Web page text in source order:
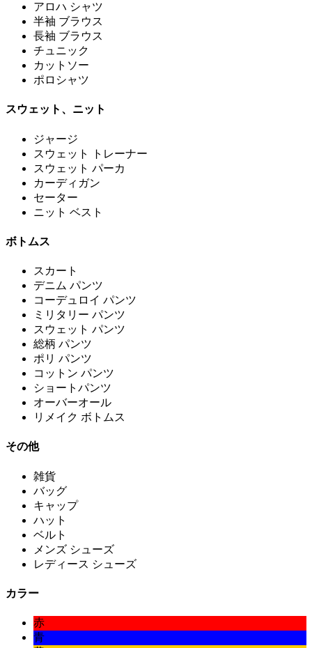
アロハ シャツ
半袖 ブラウス
長袖 ブラウス
チュニック
カットソー
ポロシャツ
スウェット、ニット
ジャージ
スウェット トレーナー
スウェット パーカ
カーディガン
セーター
ニット ベスト
ボトムス
スカート
デニム パンツ
コーデュロイ パンツ
ミリタリー パンツ
スウェット パンツ
総柄 パンツ
ポリ パンツ
コットン パンツ
ショートパンツ
オーバーオール
リメイク ボトムス
その他
雑貨
バッグ
キャップ
ハット
ベルト
メンズ シューズ
レディース シューズ
カラー
赤
青